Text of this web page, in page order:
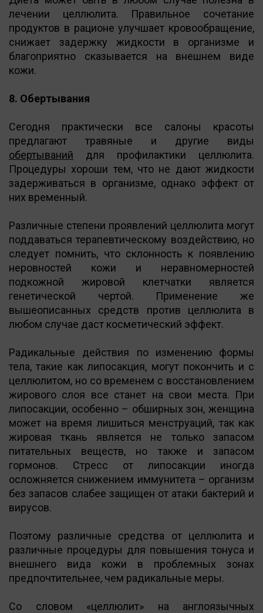
лечении целлюлита. Правильное сочетание
продуктов в рационе улучшает кровообращение,
снижает задержку жидкости в организме и
благоприятно сказывается на внешнем виде
кожи.
8. Обертывания
Сегодня практически все салоны красоты
предлагают травяные и другие виды
обертываний для профилактики целлюлита.
Процедуры хороши тем, что не дают жидкости
задерживаться в организме, однако эффект от
них временный.
Различные степени проявлений целлюлита могут
поддаваться терапевтическому воздействию, но
следует помнить, что склонность к появлению
неровностей кожи и неравномерностей
подкожной жировой клетчатки является
генетической чертой. Применение же
вышеописанных средств против целлюлита в
любом случае даст косметический эффект.
Радикальные действия по изменению формы
тела, такие как липосакция, могут покончить и с
целлюлитом, но со временем с восстановлением
жирового слоя все станет на свои места. При
липосакции, особенно – обширных зон, женщина
может на время лишиться менструаций, так как
жировая ткань является не только запасом
питательных веществ, но также и запасом
гормонов. Стресс от липосакции иногда
осложняется снижением иммунитета – организм
без запасов слабее защищен от атаки бактерий и
вирусов.
Поэтому различные средства от целлюлита и
различные процедуры для повышения тонуса и
внешнего вида кожи в проблемных зонах
предпочтительнее, чем радикальные меры.
Со словом «целлюлит» на англоязычных